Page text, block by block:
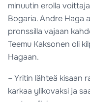
minuutin erolla
Bogaria. Andre Haga
pronssilla vajaan
Teemu Kaksonen oli
Hagaan.
– Yritin lähteä kisaan
karkaa ylikovaksi ja